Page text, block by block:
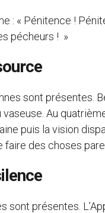
: « Pénitence !
pécheurs ! »
sont présentes.
vaseuse. Au
puis la vision
des choses
présentes.